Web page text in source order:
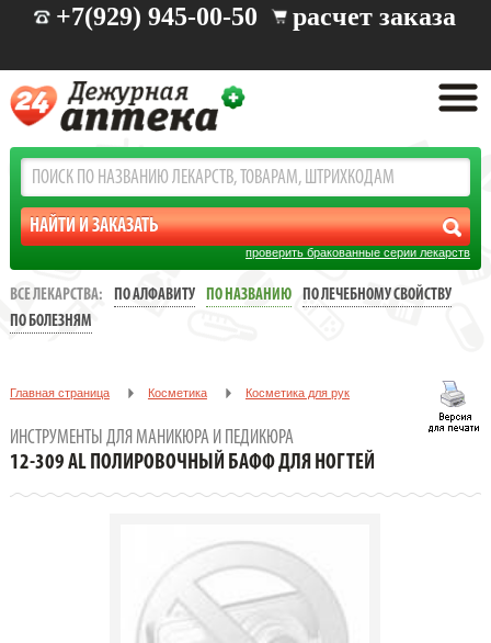
+7(929) 945-00-50 расчет заказа
проверить бракованные серии лекарств
ВСЕ ЛЕКАРСТВА: ПО АЛФАВИТУ ПО НАЗВАНИЮ
ПО ЛЕЧЕБНОМУ СВОЙСТВУ
ПО БОЛЕЗНЯМ
Главная страница Косметика Косметика для рук
12-309 AL Полировочный бафф для ногтей
ИНСТРУМЕНТЫ ДЛЯ МАНИКЮРА И ПЕДИКЮРА
12-309 AL ПОЛИРОВОЧНЫЙ БАФФ ДЛЯ НОГТЕЙ